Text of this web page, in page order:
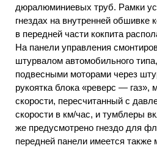
дюралюминиевых труб. Рамки
гнездах на внутренней обшивке
в передней части кокпита
На панели управления
штурвалом автомобильного
подвесными моторами через
рукоятка блока «реверс — газ»,
скорости, пересчитанный с
скорости в км/час, и тумблеры
же предусмотрено гнездо для
передней панели имеется также